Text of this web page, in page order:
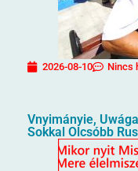
2026-08-10 Nincs
Vnyimányie,
Sokkal Olcsóbb